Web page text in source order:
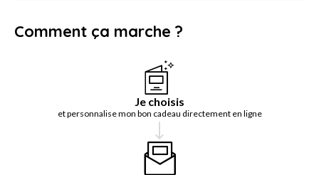
Comment ça marche ?
Je choisis
et personnalise mon bon cadeau directement en ligne